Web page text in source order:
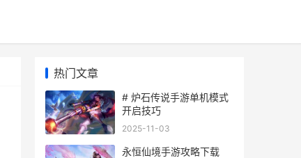
热门文章
# 炉石传说手游单机模式
开启技巧
2025-11-03
永恒仙境手游攻略下载